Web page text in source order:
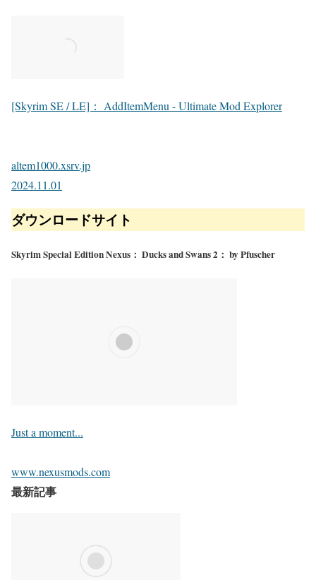
[Skyrim SE / LE]： AddItemMenu - Ultimate Mod Explorer
altem1000.xsrv.jp
2024.11.01
ダウンロードサイト
Skyrim Special Edition Nexus： Ducks and Swans 2： by Pfuscher
Just a moment...
www.nexusmods.com
最新記事